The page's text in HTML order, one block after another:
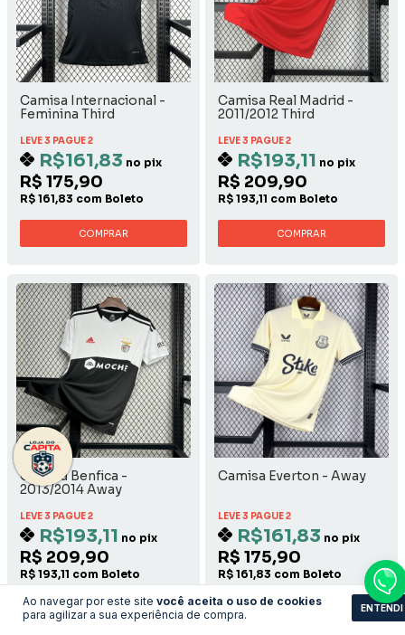
Ao navegar por este site você aceita o uso de cookies
para agilizar a sua experiência de compra.
ENTENDI
Camisa Internacional -
Feminina Third
LEVE 3 PAGUE 2
R$161,83 no pix
R$ 175,90
R$ 161,83 com Boleto
COMPRAR
Camisa Real Madrid -
2011/2012 Third
LEVE 3 PAGUE 2
R$193,11 no pix
R$ 209,90
R$ 193,11 com Boleto
COMPRAR
Camisa Benfica -
2013/2014 Away
LEVE 3 PAGUE 2
R$193,11 no pix
R$ 209,90
R$ 193,11 com Boleto
COMPRAR
Camisa Everton - Away
LEVE 3 PAGUE 2
R$161,83 no pix
R$ 175,90
R$ 161,83 com Boleto
COMPRAR